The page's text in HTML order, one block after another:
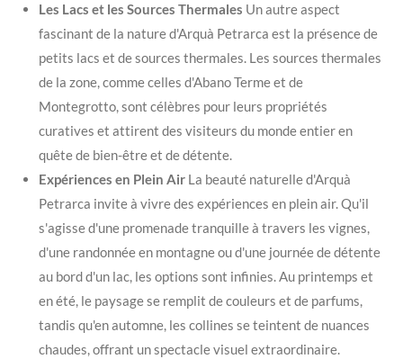
Les Lacs et les Sources Thermales Un autre aspect
fascinant de la nature d'Arquà Petrarca est la présence de
petits lacs et de sources thermales. Les sources thermales
de la zone, comme celles d'Abano Terme et de
Montegrotto, sont célèbres pour leurs propriétés
curatives et attirent des visiteurs du monde entier en
quête de bien-être et de détente.
Expériences en Plein AirLa beauté naturelle d'Arquà
Petrarca invite à vivre des expériences en plein air. Qu'il
s'agisse d'une promenade tranquille à travers les vignes,
d'une randonnée en montagne ou d'une journée de détente
au bord d'un lac, les options sont infinies. Au printemps et
en été, le paysage se remplit de couleurs et de parfums,
tandis qu'en automne, les collines se teintent de nuances
chaudes, offrant un spectacle visuel extraordinaire.